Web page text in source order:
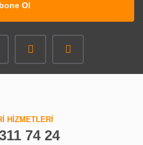
Ol
HİZMETLERİ
74 24